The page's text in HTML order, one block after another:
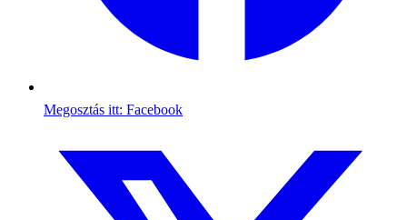
Megosztás itt: Facebook